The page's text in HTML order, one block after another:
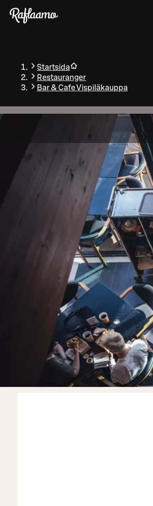
Gå till huvudinnehållet
Startsida
Restauranger
Bar & Cafe Vispiläkauppa